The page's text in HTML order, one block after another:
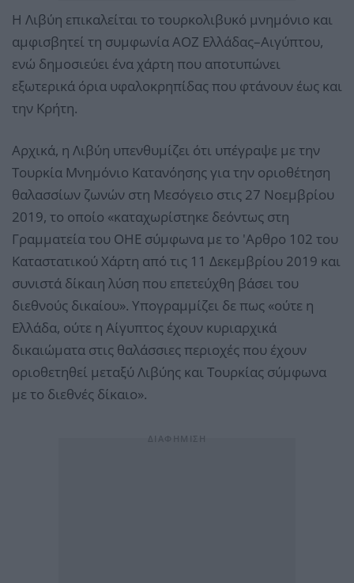
Η Λιβύη επικαλείται το τουρκολιβυκό μνημόνιο και
αμφισβητεί τη συμφωνία ΑΟΖ Ελλάδας–Αιγύπτου,
ενώ δημοσιεύει ένα χάρτη που αποτυπώνει
εξωτερικά όρια υφαλοκρηπίδας που φτάνουν έως και
την Κρήτη.
Αρχικά, η Λιβύη υπενθυμίζει ότι υπέγραψε με την
Τουρκία Μνημόνιο Κατανόησης για την οριοθέτηση
θαλασσίων ζωνών στη Μεσόγειο στις 27 Νοεμβρίου
2019, το οποίο «καταχωρίστηκε δεόντως στη
Γραμματεία του ΟΗΕ σύμφωνα με το 'Αρθρο 102 του
Καταστατικού Χάρτη από τις 11 Δεκεμβρίου 2019 και
συνιστά δίκαιη λύση που επετεύχθη βάσει του
διεθνούς δικαίου». Υπογραμμίζει δε πως «ούτε η
Ελλάδα, ούτε η Αίγυπτος έχουν κυριαρχικά
δικαιώματα στις θαλάσσιες περιοχές που έχουν
οριοθετηθεί μεταξύ Λιβύης και Τουρκίας σύμφωνα
με το διεθνές δίκαιο».